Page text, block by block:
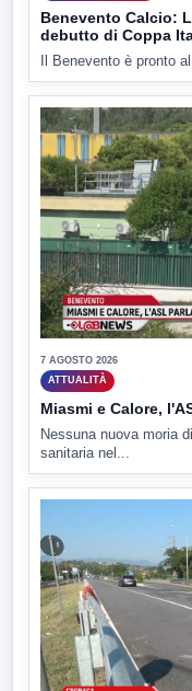
Benevento Calcio:
debutto di Coppa
Il Benevento è pronto
7 AGOSTO 2026
ATTUALITÀ
Miasmi e Calore,
Nessuna nuova moria
sanitaria nel...